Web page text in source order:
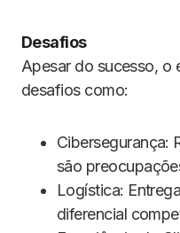
Desafios
Apesar do sucesso, o
desafios como:
Cibersegurança:
são
Logística:
diferencial